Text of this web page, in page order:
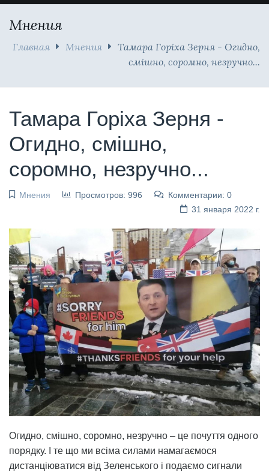
Мнения
Главная Мнения
Тамара Горіха Зерня - Огидно,
смішно, соромно, незручно...
Тамара Горіха Зерня -
Огидно, смішно,
соромно, незручно...
Мнения Просмотров: 996
Комментарии: 0
31 января 2022 г.
Огидно, смішно, соромно, незручно – це почуття одного
порядку. І те що ми всіма силами намагаємося
дистанціюватися від Зеленського і подаємо сигнали